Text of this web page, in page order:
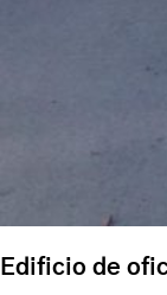
Edificio de